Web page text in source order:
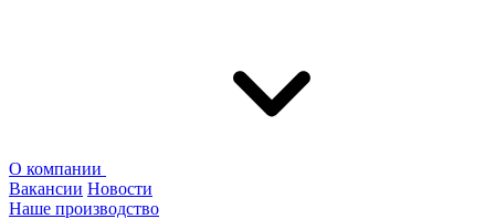
О компании
Вакансии Новости
Наше производство